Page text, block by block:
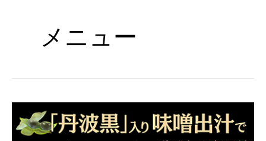
メニュー
ニ